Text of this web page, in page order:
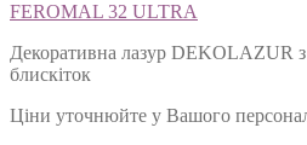
FEROMAL 32 ULTRA
Декоративна лазур DEKOLAZUR
блискіток
Ціни уточнюйте у Вашого